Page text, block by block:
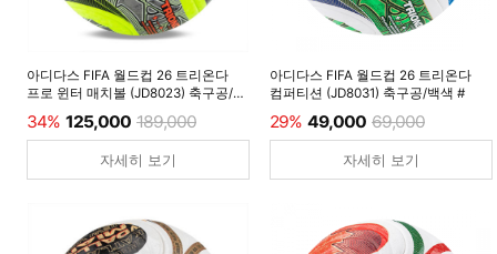
아디다스 FIFA 월드컵 26 트리온다
프로 윈터 매치볼 (JD8023) 축구공/
34% 125,000 189,000
자세히 보기
아디다스 FIFA 월드컵 26 트리온다
컴퍼티션 (JD8031) 축구공/백색 #
29% 49,000 69,000
자세히 보기